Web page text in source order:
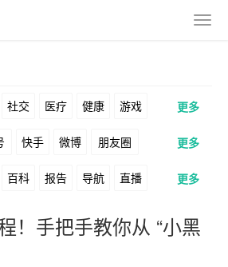
社交 医疗 健康 游戏
美食 家装 教育 婚纱
宠物 文娱 跨境 科技
房地产
更多
快手 微博 朋友圈
小红书 头条 知乎
百度 搜狗 爱奇艺 美柚
更多
百科 报告 导航 直播
话术 电商 私域 社群
更多
！手把手教你从 “小黑